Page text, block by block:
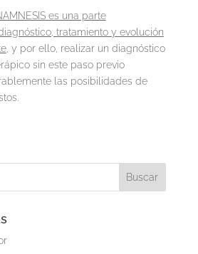
es una parte
tratamiento y evolución
, y por ello, realizar un diagnóstico
sin este paso previo
las posibilidades de